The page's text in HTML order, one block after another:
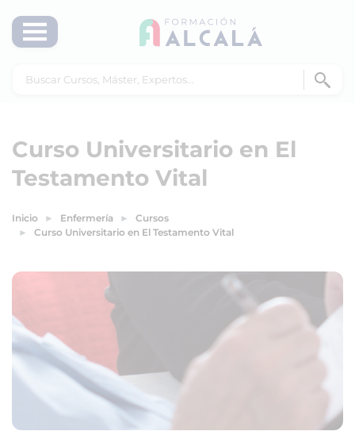
Curso Universitario en El
Testamento Vital
Inicio Enfermería
Cursos
Curso Universitario en El Testamento Vital